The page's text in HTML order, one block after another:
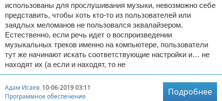
использованы для прослушивания музыки, невозможно себе
представить, чтобы хоть кто-то из пользователей или
заядлых меломанов не пользовался эквалайзером.
Естественно, если речь идет о воспроизведении
музыкальных треков именно на компьютере, пользователи
тут же начинают искать соответствующие настройки и… не
находят их (а если и находят, то не
Адам Исаев 10-06-2019 03:11
Программное обеспечение
Подробнее